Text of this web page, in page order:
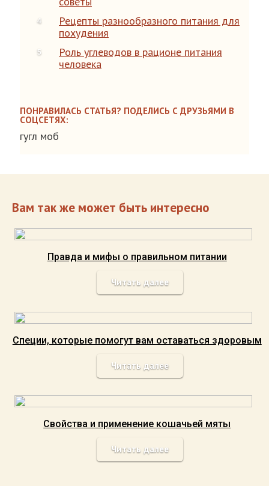
Рецепты разнообразного питания для
похудения
Роль углеводов в рационе питания
человека
ПОНРАВИЛАСЬ СТАТЬЯ? ПОДЕЛИСЬ С ДРУЗЬЯМИ В
СОЦСЕТЯХ:
гугл моб
Вам так же может быть интересно
Правда и мифы о правильном питании
Читать далее
Специи, которые помогут вам оставаться здоровым
Читать далее
Свойства и применение кошачьей мяты
Читать далее